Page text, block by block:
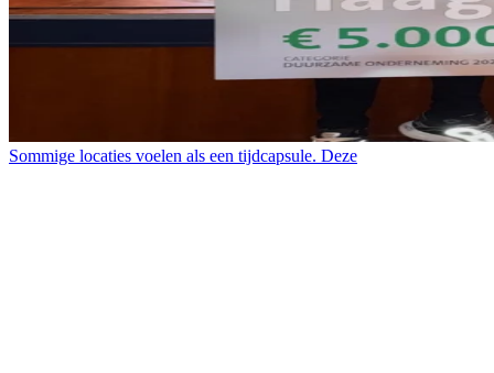
Sommige locaties voelen als een tijdcapsule. Deze